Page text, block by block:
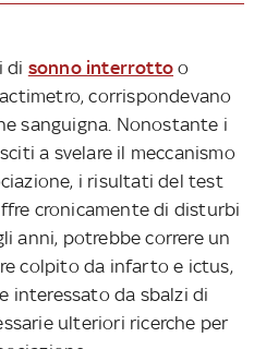
di sonno interrotto o
corrispondevano
sanguigna. Nonostante i
a svelare il meccanismo
i risultati del test
cronicamente di disturbi
anni, potrebbe correre un
colpito da infarto e ictus,
interessato da sbalzi di
ulteriori ricerche per